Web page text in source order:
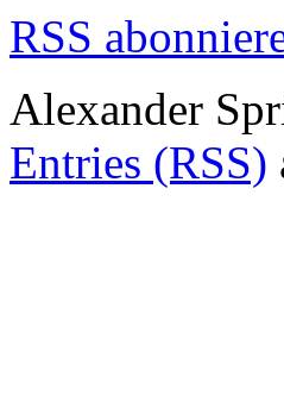
RSS
Alexander
Entries (RSS)